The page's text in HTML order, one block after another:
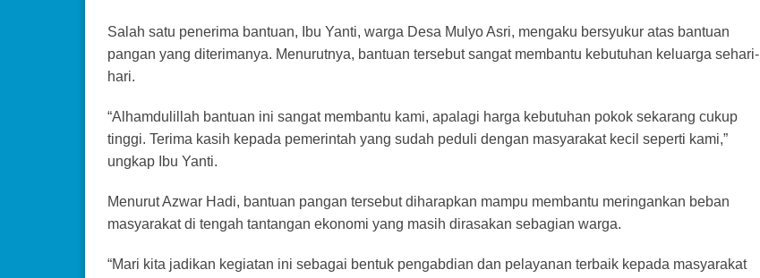
Salah satu penerima bantuan, Ibu Yanti, warga Desa Mulyo Asri, mengaku bersyukur atas bantuan
pangan yang diterimanya. Menurutnya, bantuan tersebut sangat membantu kebutuhan keluarga sehari-
hari.
“Alhamdulillah bantuan ini sangat membantu kami, apalagi harga kebutuhan pokok sekarang cukup
tinggi. Terima kasih kepada pemerintah yang sudah peduli dengan masyarakat kecil seperti kami,”
ungkap Ibu Yanti.
Menurut Azwar Hadi, bantuan pangan tersebut diharapkan mampu membantu meringankan beban
masyarakat di tengah tantangan ekonomi yang masih dirasakan sebagian warga.
“Mari kita jadikan kegiatan ini sebagai bentuk pengabdian dan pelayanan terbaik kepada masyarakat